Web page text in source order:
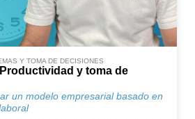
Y TOMA DE DECISIONES
y toma de
un modelo empresarial basado en